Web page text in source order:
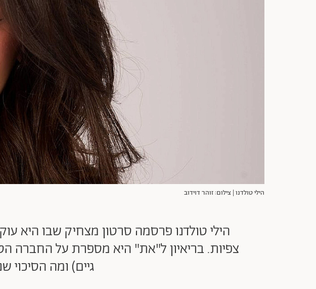
הילי טולדנו | צילום: זוהר דוידוב
הילי טולדנו פרסמה סרטון מצחיק שבו היא
צפיות. בריאיון ל"את" היא מספרת על החברה
גיים) ומה